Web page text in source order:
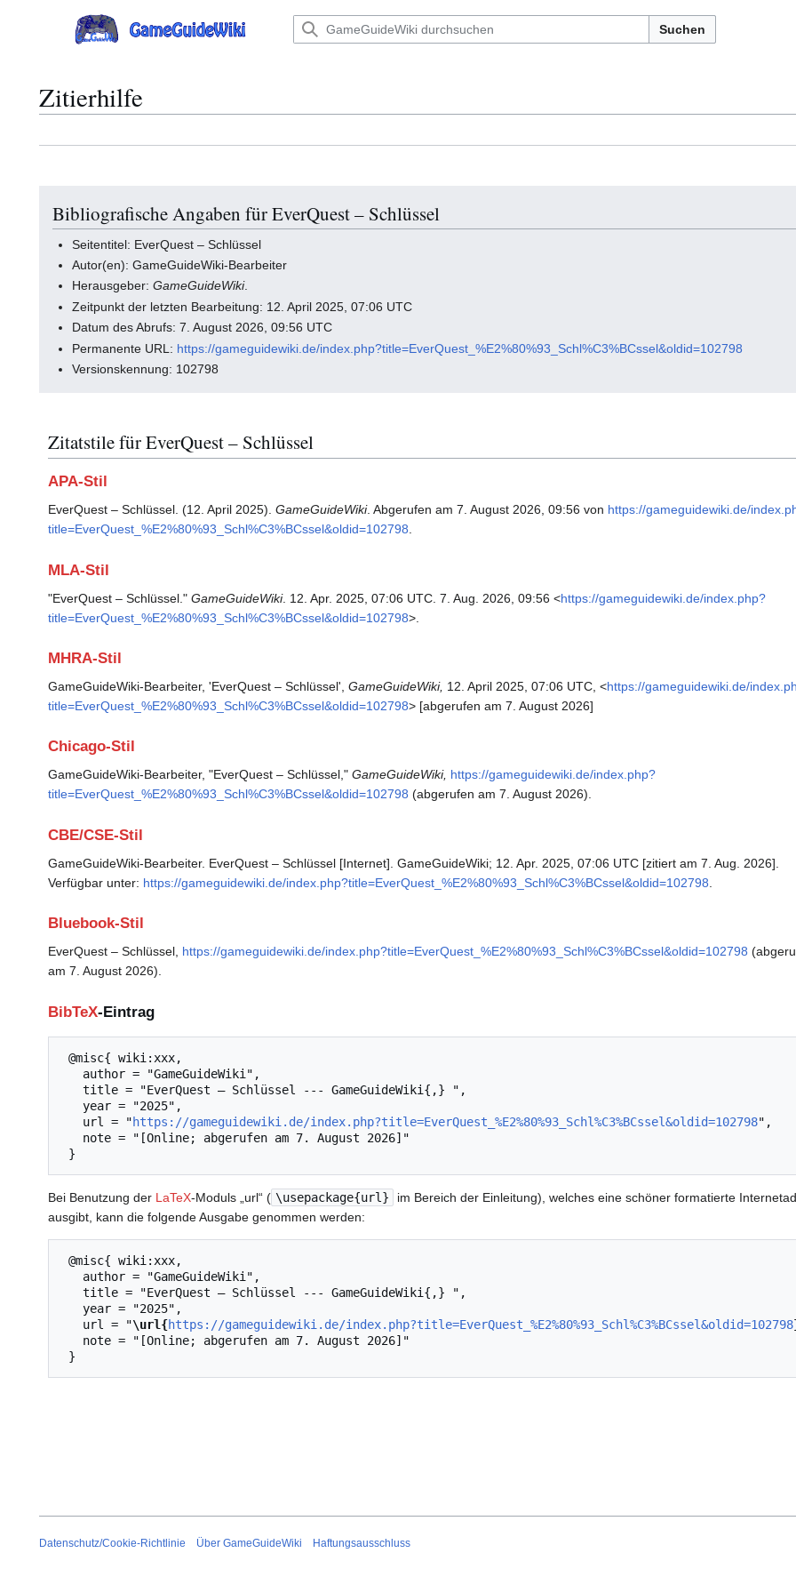
Hauptmenü Suchen
Zitierhilfe
Bibliografische Angaben für EverQuest – Schlüssel
Seitentitel: EverQuest – Schlüssel
Autor(en): GameGuideWiki-Bearbeiter
Herausgeber:GameGuideWiki.
Zeitpunkt der letzten Bearbeitung: 12. April 2025, 07:06 UTC
Datum des Abrufs: 7. August 2026, 09:56 UTC
Permanente URL: https://gameguidewiki.de/index.php?title=EverQuest_%E2%80%93_Schl%C3%BCssel&oldid=102798
Versionskennung: 102798
Zitatstile für EverQuest – Schlüssel
APA-Stil
EverQuest – Schlüssel. (12. April 2025). GameGuideWiki. Abgerufen am 7. August 2026, 09:56 von https://gameguidewiki.de/
title=EverQuest_%E2%80%93_Schl%C3%BCssel&oldid=102798.
MLA-Stil
"EverQuest – Schlüssel." GameGuideWiki. 12. Apr. 2025, 07:06 UTC. 7. Aug. 2026, 09:56 <https://gameguidewiki.de/index.php?
title=EverQuest_%E2%80%93_Schl%C3%BCssel&oldid=102798>.
MHRA-Stil
GameGuideWiki-Bearbeiter, 'EverQuest – Schlüssel', GameGuideWiki, 12. April 2025, 07:06 UTC, <https://gameguidewiki.de/
title=EverQuest_%E2%80%93_Schl%C3%BCssel&oldid=102798> [abgerufen am 7. August 2026]
Chicago-Stil
GameGuideWiki-Bearbeiter, "EverQuest – Schlüssel," GameGuideWiki, https://gameguidewiki.de/index.php?
title=EverQuest_%E2%80%93_Schl%C3%BCssel&oldid=102798 (abgerufen am 7. August 2026).
CBE/CSE-Stil
GameGuideWiki-Bearbeiter. EverQuest – Schlüssel [Internet]. GameGuideWiki; 12. Apr. 2025, 07:06 UTC [zitiert am 7. Aug. 2026].
Verfügbar unter: https://gameguidewiki.de/index.php?title=EverQuest_%E2%80%93_Schl%C3%BCssel&oldid=102798
Bluebook-Stil
EverQuest – Schlüssel, https://gameguidewiki.de/index.php?title=EverQuest_%E2%80%93_Schl%C3%BCssel&oldid=102798
am 7. August 2026).
BibTeX-Eintrag
   url = "
https://gameguidewiki.de/index.php?title=EverQuest_%E2%80%93_Schl%C3%BCssel&oldid=102798",
Bei Benutzung der LaTeX-Moduls „url“ ( \usepackage{url}
im Bereich der Einleitung), welches eine schöner formatierte
ausgibt, kann die folgende Ausgabe genommen werden:
   url = "
\url{https://gameguidewiki.de/index.php?title=EverQuest_%E2%80%93_Schl%C3%BCssel&oldid=102798
Datenschutz/Cookie-Richtlinie Über GameGuideWiki Haftungsausschluss